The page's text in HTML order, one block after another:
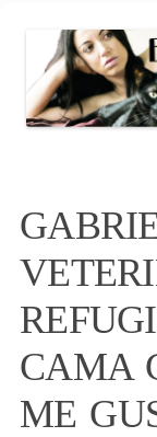
El sitio
CAMA
ME